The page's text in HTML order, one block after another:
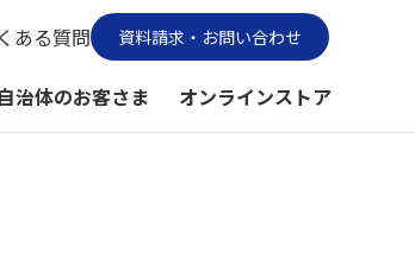
自治体のお客さま オンラインストア
ある質問 資料請求・お問い合わせ